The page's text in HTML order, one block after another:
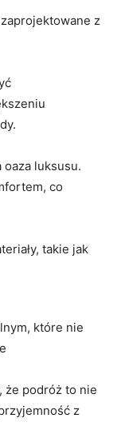
z
luksusu.
co
takie jak
które nie
że podróż to nie
z